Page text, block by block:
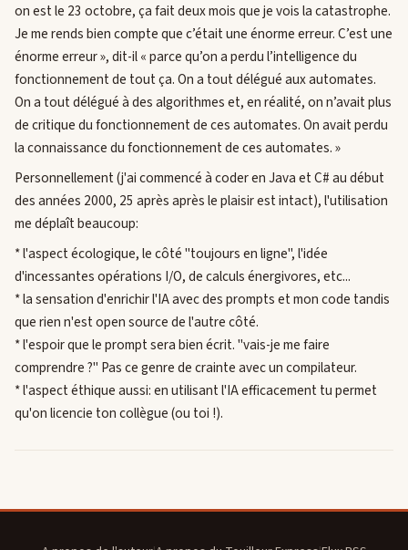
on est le 23 octobre, ça fait deux mois que je vois la catastrophe.
Je me rends bien compte que c’était une énorme erreur. C’est une
énorme erreur », dit-il « parce qu’on a perdu l’intelligence du
fonctionnement de tout ça. On a tout délégué aux automates.
On a tout délégué à des algorithmes et, en réalité, on n’avait plus
de critique du fonctionnement de ces automates. On avait perdu
la connaissance du fonctionnement de ces automates. »
Personnellement (j'ai commencé à coder en Java et C# au début
des années 2000, 25 après après le plaisir est intact), l'utilisation
me déplaît beaucoup:
* l'aspect écologique, le côté "toujours en ligne", l'idée
d'incessantes opérations I/O, de calculs énergivores, etc...
* la sensation d'enrichir l'IA avec des prompts et mon code tandis
que rien n'est open source de l'autre côté.
* l'espoir que le prompt sera bien écrit. "vais-je me faire
comprendre ?" Pas ce genre de crainte avec un compilateur.
* l'aspect éthique aussi: en utilisant l'IA efficacement tu permet
qu'on licencie ton collègue (ou toi !).